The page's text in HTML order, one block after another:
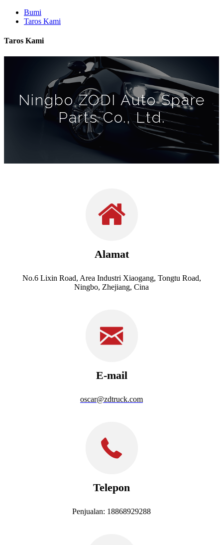
Bumi
Taros Kami
Taros Kami
Ningbo ZODI Auto Spare
Parts Co., Ltd.
Alamat
No.6 Lixin Road, Area Industri Xiaogang, Tongtu Road,
Ningbo, Zhejiang, Cina
E-mail
oscar@zdtruck.com
Telepon
Penjualan: 18868929288